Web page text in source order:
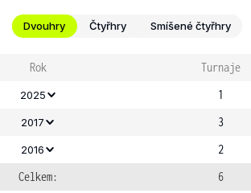
Dvouhry Čtyřhry Smíšené čtyřhry
Rok Turnaje
2025 1
2017 3
2016
2
Celkem:
6